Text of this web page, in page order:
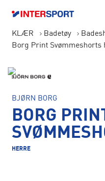
KLÆR Badetøy
Borg Print Svømmeshorts
BJØRN BORG
BORG
HERRE